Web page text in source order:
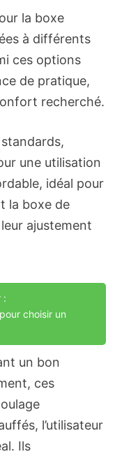
la boxe
à différents
ces options
de pratique,
recherché.
une utilisation
idéal pour
la boxe de
ajustement
:
choisir un
un bon
ces
l’utilisateur
Ils